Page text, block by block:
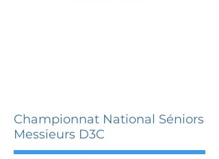
Championnat National Séniors
Messieurs D3C